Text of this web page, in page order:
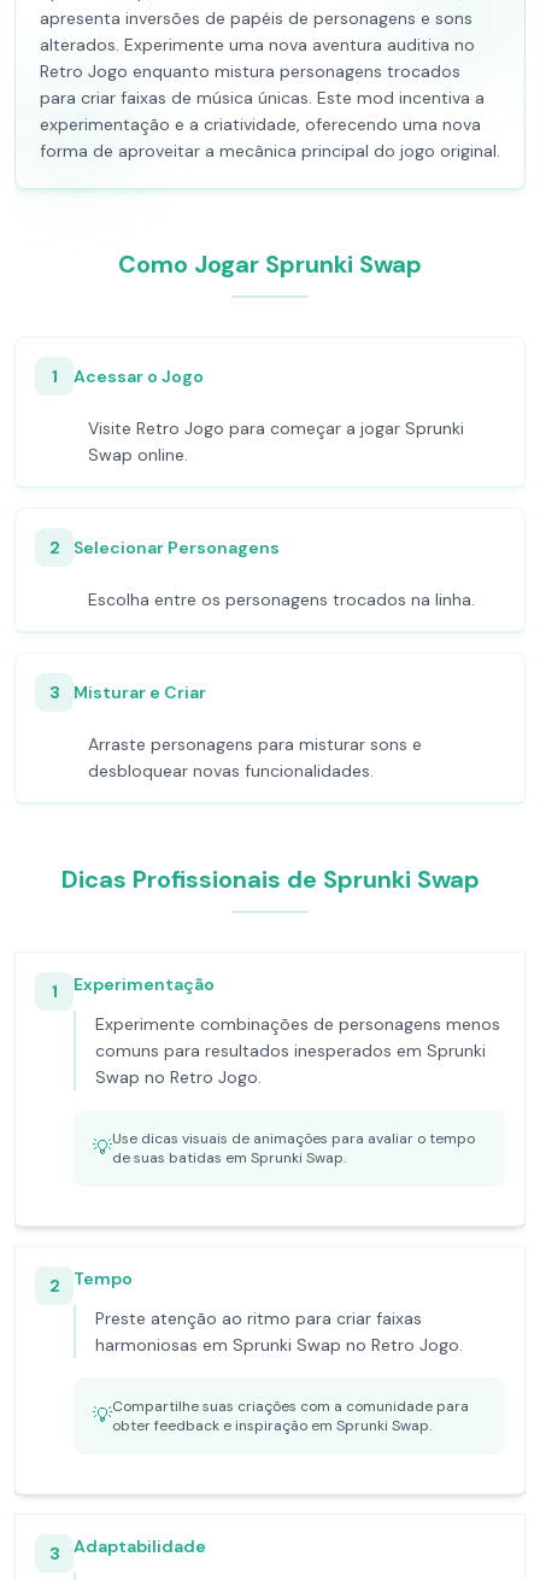
apresenta inversões de papéis de personagens e sons
alterados. Experimente uma nova aventura auditiva no
Retro Jogo enquanto mistura personagens trocados
para criar faixas de música únicas. Este mod incentiva a
experimentação e a criatividade, oferecendo uma nova
forma de aproveitar a mecânica principal do jogo original.
Como Jogar Sprunki Swap
1 Acessar o Jogo
Visite Retro Jogo para começar a jogar Sprunki
Swap online.
2 Selecionar Personagens
Escolha entre os personagens trocados na linha.
3 Misturar e Criar
Arraste personagens para misturar sons e
desbloquear novas funcionalidades.
Dicas Profissionais de Sprunki Swap
1
Experimentação
Experimente combinações de personagens menos
comuns para resultados inesperados em Sprunki
Swap no Retro Jogo.
💡Use dicas visuais de animações para avaliar o tempo
de suas batidas em Sprunki Swap.
2
Tempo
Preste atenção ao ritmo para criar faixas
harmoniosas em Sprunki Swap no Retro Jogo.
💡Compartilhe suas criações com a comunidade para
obter feedback e inspiração em Sprunki Swap.
3
Adaptabilidade